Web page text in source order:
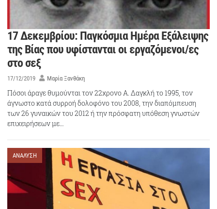
17 Δεκεμβρίου: Παγκόσμια Ημέρα Εξάλειψης
της Βίας που υφίστανται οι εργαζόμενοι/ες
στο σεξ
17/12/2019 Μαρία Ξανθάκη
Πόσοι άραγε θυμούνται τον 22χρονο Α. Δαγκλή το 1995, τον
άγνωστο κατά συρροή δολοφόνο του 2008, την διαπόμπευση
των 26 γυναικών του 2012 ή την πρόσφατη υπόθεση γνωστών
επιχειρήσεων με…
ΑΝΑΛΥΣΗ